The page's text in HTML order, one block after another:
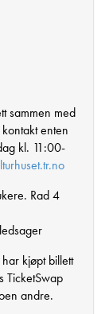
sammen med
enten
kl. 11:00-
Rad 4
kjøpt billett
TicketSwap
andre.